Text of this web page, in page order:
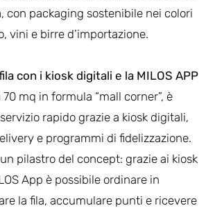
con packaging sostenibile nei colori
vini e birre d’importazione.
con i kiosk digitali e la MILOS APP
mq in formula “mall corner”, è
rapido grazie a kiosk digitali,
e programmi di fidelizzazione.
pilastro del concept: grazie ai kiosk
App è possibile ordinare in
la fila, accumulare punti e ricevere